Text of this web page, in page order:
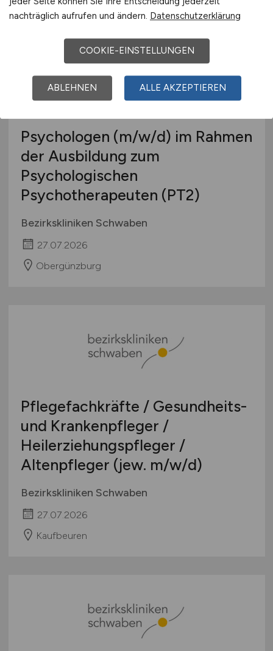
Psychologen (m/w/d) im Rahmen
der Ausbildung zum
Psychologischen
Psychotherapeuten (PT2)
Bezirkskliniken Schwaben
27.07.2026
Obergünzburg
Pflegefachkräfte / Gesundheits-
und Krankenpfleger /
Heilerziehungspfleger /
Altenpfleger (jew. m/w/d)
Bezirkskliniken Schwaben
27.07.2026
Kaufbeuren
nachträglich aufrufen und ändern. Datenschutzerklärung
COOKIE-EINSTELLUNGEN
ABLEHNEN ALLE AKZEPTIEREN